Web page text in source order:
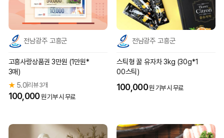
전남광주 고흥군
고흥사랑상품권 3만원 (1만원*
3매)
★5.0| 리뷰 3개
100,000원 기부 시 무료
전남광주 고흥군
스틱형 꿀 유자차 3kg (30g*1
00스틱)
100,000원 기부 시 무료